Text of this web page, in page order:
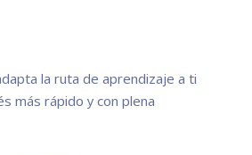
la ruta de aprendizaje a ti
más rápido y con plena